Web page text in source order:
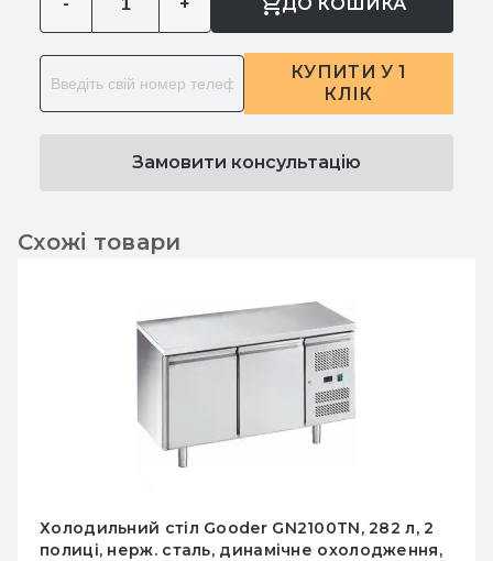
КУПИТИ У 1
КЛІК
Замовити консультацію
Схожі товари
Холодильний стіл GoodFood GF-S901-4D-H6C,
4 ящики, 240 л, нержавіюча сталь,